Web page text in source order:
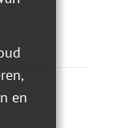
en